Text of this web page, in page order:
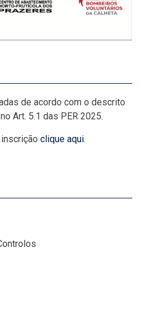
de acordo com o descrito
Art. 5.1 das PER 2025.
clique aqui.